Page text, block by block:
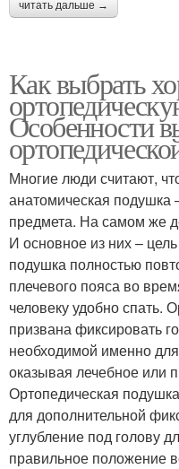
читать дальше →
Как выбрать
Особенности
Многие люди считают,
анатомическая подушка
предмета. На самом же
И основное из них –
подушка полностью
плечевого пояса во
человеку удобно спать.
призвана фиксировать
необходимой именно
оказывая лечебное или
Ортопедическая
для дополнительной
углубление под голову
правильное положение